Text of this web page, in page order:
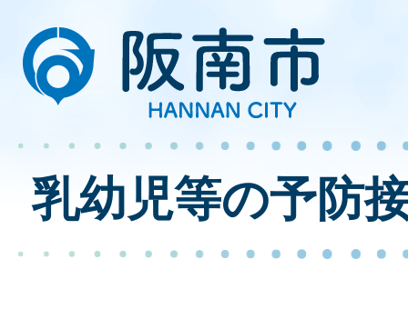
乳幼児等の予防